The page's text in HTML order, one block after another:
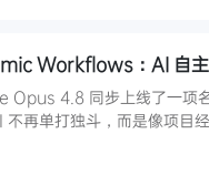
Workflows：AI 自主
Opus 4.8 同步上线了一项
不再单打独斗，而是像项